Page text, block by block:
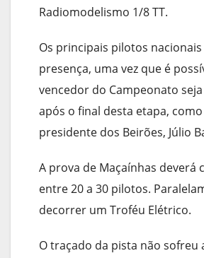
Radiomodelismo 1/8 TT.
Os principais pilotos
presença, uma vez que é
vencedor do Campeonato
após o final desta etapa,
presidente dos Beirões, Júlio
A prova de Maçaínhas deverá
entre 20 a 30 pilotos.
decorrer um Troféu Elétrico.
O traçado da pista não sofreu